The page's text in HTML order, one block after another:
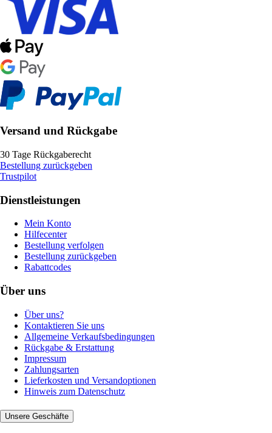
Versand und Rückgabe
30 Tage Rückgaberecht
Bestellung zurückgeben
Trustpilot
Dienstleistungen
Mein Konto
Hilfecenter
Bestellung verfolgen
Bestellung zurückgeben
Rabattcodes
Über uns
Über uns?
Kontaktieren Sie uns
Allgemeine Verkaufsbedingungen
Rückgabe & Erstattung
Impressum
Zahlungsarten
Lieferkosten und Versandoptionen
Hinweis zum Datenschutz
Unsere Geschäfte